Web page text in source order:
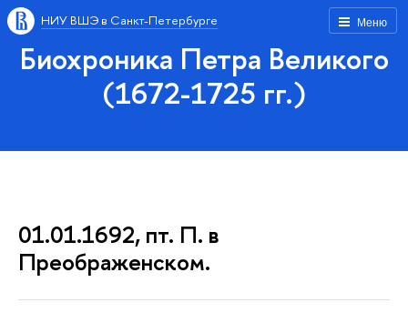
Меню
НИУ ВШЭ в Санкт-Петербурге
Биохроника Петра Великого
(1672-1725 гг.)
01.01.1692, пт. П. в
Преображенском.